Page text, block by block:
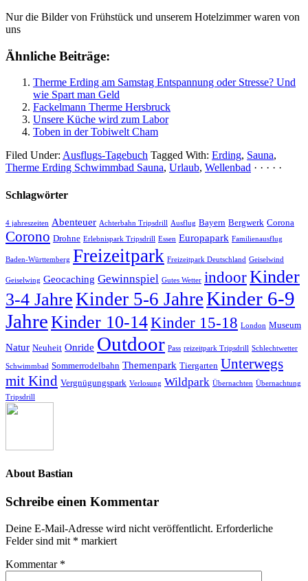
Nur die Bilder von Frühstück und unserem Hotelzimmer waren von
uns
Ähnliche Beiträge:
Therme Erding am Samstag Entspannung oder Stresse? Und
wie Spart man Geld
Fackelmann Therme Hersbruck
Unsere Küche wird zum Labor
Toben in der Tobiwelt Cham
Filed Under: Ausflugs-Tagebuch Tagged With: Erding, Sauna,
Therme Erding Schwimmbad Sauna, Urlaub, Wellenbad · · · · ·
Schlagwörter
4 jahreszeiten Abenteuer Achterbahn Tripsdrill Ausflug Bayern Bergwerk Corona
Corono Drohne Erlebnispark Tripsdrill Essen Europapark Familienausflug
Baden-Württemberg Freizeitpark Freizeitpark Deutschland Geiselwind
Geiselwing Geocaching Gewinnspiel Gutes Wetter indoorKinder
3-4 JahreKinder 5-6 JahreKinder 6-9
JahreKinder 10-14Kinder 15-18 London Museum
Natur Neuheit Onride Outdoor Pass reizeitpark Tripsdrill Schlechtwetter
Schwimmbad Sommerrodelbahn Themenpark Tiergarten Unterwegs
mit Kind Vergnügungspark Verlosung Wildpark Übernachten Übernachtung
Tripsdrill
About Bastian
Schreibe einen Kommentar
Deine E-Mail-Adresse wird nicht veröffentlicht. Erforderliche
Felder sind mit * markiert
Kommentar *